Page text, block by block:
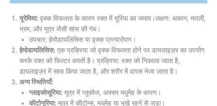
यूरेमिया: वृक्क विफलता के कारण रक्त में यूरिया का जमाव।लक्षण: थकान, मतली,
भ्रम, और मूत्र जैसी सांस की गंध।
उपचार: हेमोडायलिसिस या वृक्क प्रत्यारोपण।
हेमोडायलिसिस: एक प्रक्रिया जो वृक्क विफलता होने पर डायलाइज़र का उपयोग
करके रक्त को फिल्टर करती है। प्रक्रिया: रक्त को निकाला जाता है,
डायलाइज़र में साफ किया जाता है, और शरीर में वापस भेजा जाता है।
अन्य स्थितियाँ:
ग्लाइकोसूरिया: मूत्र में ग्लूकोज, अक्सर मधुमेह के कारण।
कीटोनूरिया: मूत्र में कीटोन्स, मधुमेह या भूखे रहने से जुड़ा।